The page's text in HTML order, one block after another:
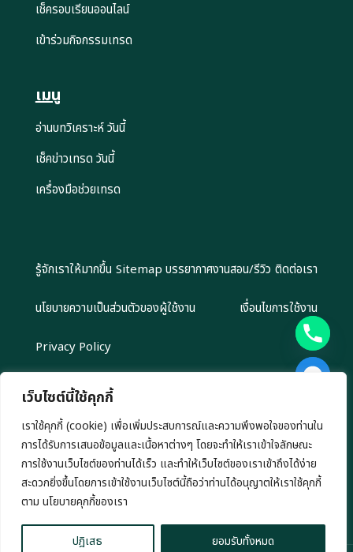
เว็บไซต์นี้ใช้คุกกี้
เราใช้คุกกี้ (cookie) เพื่อเพิ่มประสบการณ์และความพึงพอใจของท่านใน
การได้รับการเสนอข้อมูลและเนื้อหาต่างๆ โดยจะทำให้เราเข้าใจลักษณะ
การใช้งานเว็บไซต์ของท่านได้เร็ว และทำให้เว็บไซต์ของเราเข้าถึงได้ง่าย
สะดวกยิ่งขึ้นโดยการเข้าใช้งานเว็บไซต์นี้ถือว่าท่านได้อนุญาตให้เราใช้คุกกี้
ตาม นโยบายคุกกี้ของเรา
ปฎิเสธ ยอมรับทั้งหมด
เช็ครอบเรียนออนไลน์
เข้าร่วมกิจกรรมเทรด
เมนู
อ่านบทวิเคราะห์ วันนี้
เช็คข่าวเทรด วันนี้
เครื่องมือช่วยเทรด
รู้จักเราให้มากขึ้น Sitemap บรรยากาศงานสอน/รีวิว ติดต่อเรา
นโยบายความเป็นส่วนตัวของผู้ใช้งาน เงื่อนไขการใช้งาน
Privacy Policy
Copyright 2024 EliteGroupAcademy.com © สงวนลิขสิทธิ์ตาม
กฎหมาย ห้ามนำไปทำซ้ำ หรือคัดลอกข้อมูลโดยไม่ได้รับอนุญาต
เรามีนโยบาย นำเสนอข้อมูลอย่างโปร่งสัยและเป็นกลาง ทุกข้อมูลที่นำเสนอ เรา
ไม่มีเจตนาชักชวนการลงทุน หรือ ชี้นำการลงทุนใดๆ ทั้งสิ้น
chaty